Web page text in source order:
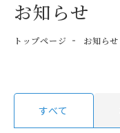
お知らせ
トップページ お知らせ
すべて